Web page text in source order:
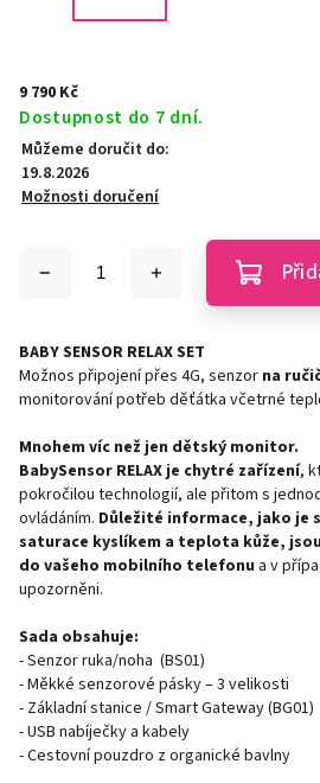
9 790 Kč
Dostupnost do 7 dní.
Můžeme doručit do:
19.8.2026
Možnosti doručení
BABY SENSOR RELAX SET
Možnos připojení přes 4G, senzor na
monitorování potřeb děťátka včetrné
Mnohem víc než jen dětský monitor.
BabySensor RELAX je chytré zařízení,
pokročilou technologií, ale přitom s
ovládáním. Důležité informace, jako je
saturace kyslíkem a teplota kůže,
do vašeho mobilního telefonu a v
upozorněni.
Sada obsahuje:
- Senzor ruka/noha (BS01)
- Měkké senzorové pásky – 3 velikosti
- Základní stanice / Smart Gateway (BG01)
- USB nabíječky a kabely
- Cestovní pouzdro z organické bavlny